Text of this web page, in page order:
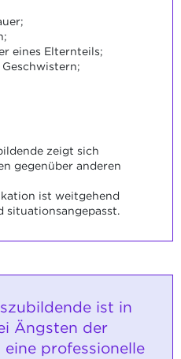
eines Elternteils;
zeigt sich
gegenüber anderen
ist weitgehend
situationsangepasst.
ist in
Ängsten der
professionelle